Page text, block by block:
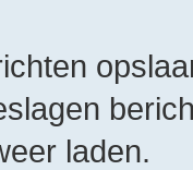
laden.